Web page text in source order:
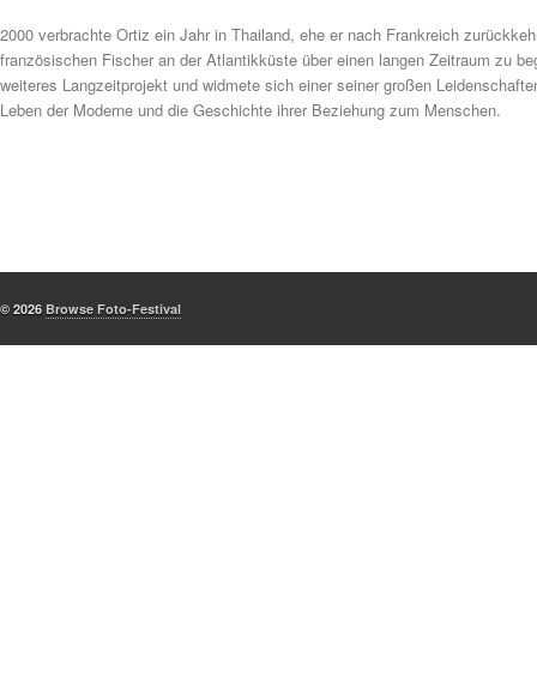
2000 verbrachte Ortiz ein Jahr in Thailand, ehe er nach Frankreich
französischen Fischer an der Atlantikküste über einen langen Zeitraum zu
weiteres Langzeitprojekt und widmete sich einer seiner großen
Leben der Moderne und die Geschichte ihrer Beziehung zum Menschen.
© 2026 Browse Foto-Festival